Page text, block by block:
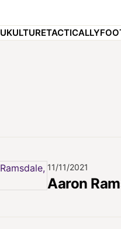
UKULTURETACTICALLY
11/11/2021
Aaron